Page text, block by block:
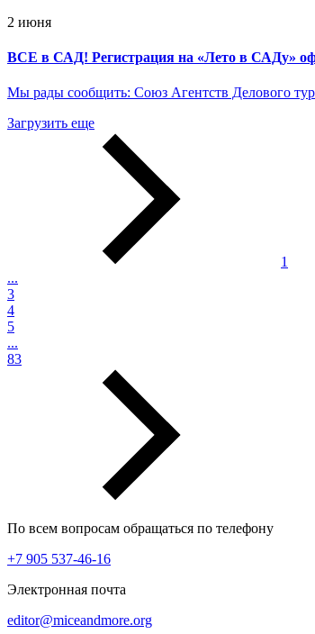
2 июня
ВСЕ в САД! Регистрация на «Лето в САДу»
Мы рады сообщить: Союз Агентств Делового
Загрузить еще
1
...
3
4
5
...
83
По всем вопросам обращаться по телефону
+7 905 537-46-16
Электронная почта
editor@miceandmore.org